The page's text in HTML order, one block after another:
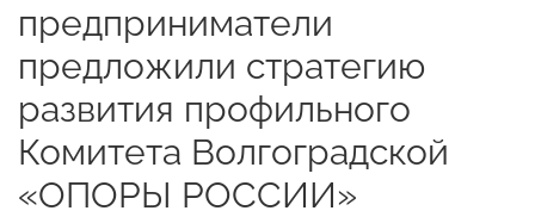
предприниматели
предложили стратегию
развития профильного
Комитета Волгоградской
«ОПОРЫ РОССИИ»